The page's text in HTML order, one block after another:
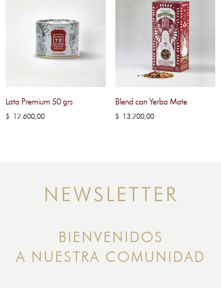
Lata Premium 50 grs
$ 12.600,00
Blend con Yerba Mate
$13.200,00
NEWSLETTER
BIENVENIDOS
A NUESTRA COMUNIDAD